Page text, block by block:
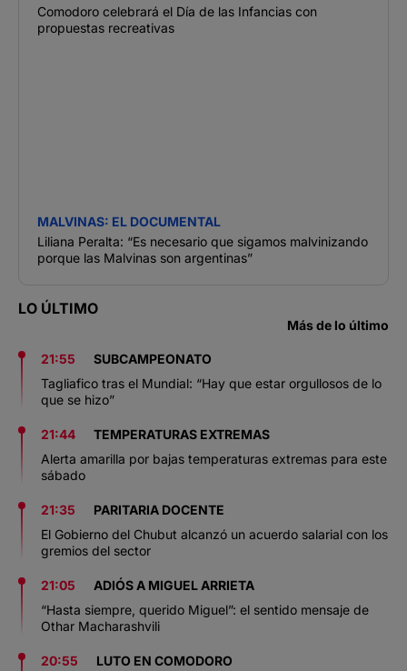
Comodoro celebrará el Día de las Infancias con
propuestas recreativas
MALVINAS: EL DOCUMENTAL
Liliana Peralta: “Es necesario que sigamos malvinizando
porque las Malvinas son argentinas”
LO ÚLTIMO
Más de lo último
21:55
SUBCAMPEONATO
Tagliafico tras el Mundial: “Hay que estar orgullosos de lo
que se hizo”
21:44
TEMPERATURAS EXTREMAS
Alerta amarilla por bajas temperaturas extremas para este
sábado
21:35
PARITARIA DOCENTE
El Gobierno del Chubut alcanzó un acuerdo salarial con los
gremios del sector
21:05
ADIÓS A MIGUEL ARRIETA
“Hasta siempre, querido Miguel”: el sentido mensaje de
Othar Macharashvili
20:55
LUTO EN COMODORO